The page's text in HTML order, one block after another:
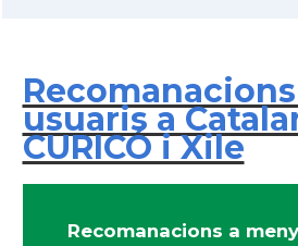
usuaris a
CURICÓ i Xile
Recomanacions a